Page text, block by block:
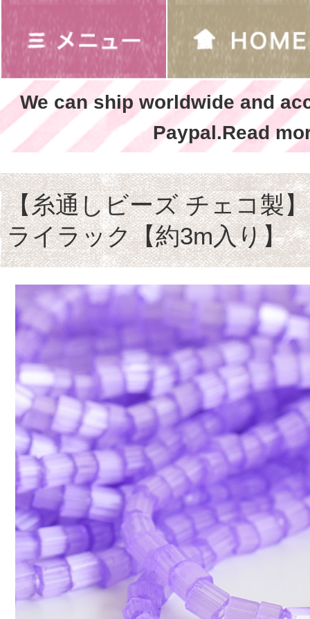
We can ship worldwide and
Paypal.Read
【糸通しビーズ チェコ製
ライラック【約3m入り】